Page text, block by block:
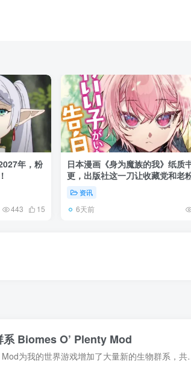
年，粉
443 15
日本漫画《身为魔族的我》纸质
更，出版社这一刀让收藏党和老
了起来！
资讯
6天前
Biomes O’ Plenty Mod
MOD介绍 超多生物群系 Biomes O’ Plenty Mod为